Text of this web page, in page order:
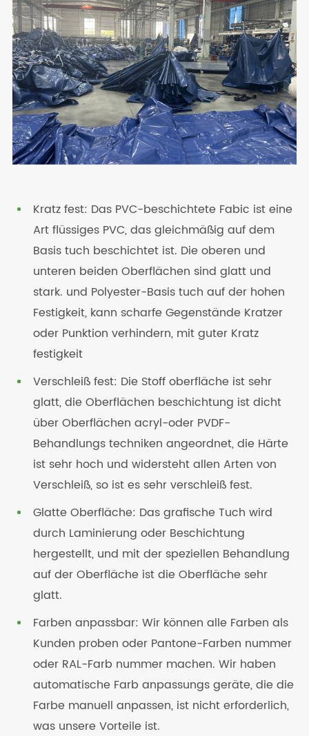
Kratz fest: Das PVC-beschichtete Fabic ist eine
Art flüssiges PVC, das gleichmäßig auf dem
Basis tuch beschichtet ist. Die oberen und
unteren beiden Oberflächen sind glatt und
stark. und Polyester-Basis tuch auf der hohen
Festigkeit, kann scharfe Gegenstände Kratzer
oder Punktion verhindern, mit guter Kratz
festigkeit
Verschleiß fest: Die Stoff oberfläche ist sehr
glatt, die Oberflächen beschichtung ist dicht
über Oberflächen acryl-oder PVDF-
Behandlungs techniken angeordnet, die Härte
ist sehr hoch und widersteht allen Arten von
Verschleiß, so ist es sehr verschleiß fest.
Glatte Oberfläche: Das grafische Tuch wird
durch Laminierung oder Beschichtung
hergestellt, und mit der speziellen Behandlung
auf der Oberfläche ist die Oberfläche sehr
glatt.
Farben anpassbar: Wir können alle Farben als
Kunden proben oder Pantone-Farben nummer
oder RAL-Farb nummer machen. Wir haben
automatische Farb anpassungs geräte, die die
Farbe manuell anpassen, ist nicht erforderlich,
was unsere Vorteile ist.